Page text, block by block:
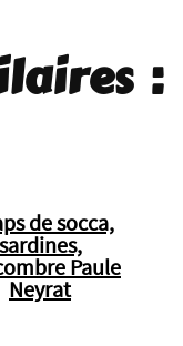
:
de socca,
sardines,
Paule
Neyrat